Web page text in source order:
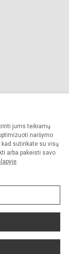
jums teikiamų
naršymo
kad sutinkate su visų
arba pakeisti savo
.
sutikimo griežtai